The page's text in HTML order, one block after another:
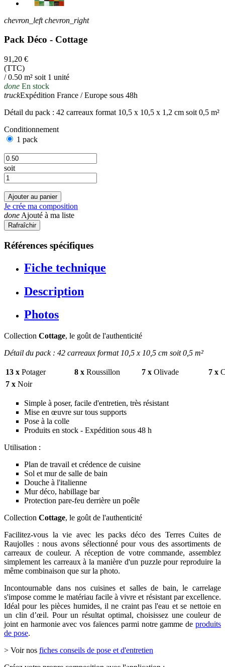
chevron_left chevron_right
Pack Déco - Cottage
91,20 €
(TTC)
/ 0.50 m² soit 1 unité
done En stock
truckExpédition France / Europe sous 48h
Détail du pack : 42 carreaux format 10,5 x 10,5 x 1,2 cm soit 0,5 m²
Conditionnement
1 pack
soit
Ajouter au panier
Je crée ma composition
done Ajouté à ma liste
Références spécifiques
Fiche technique
Description
Photos
Collection Cottage, le goût de l'authenticité
Détail du pack : 42 carreaux format 10,5 x 10,5 cm soit 0,5 m²
13 x Potager 8 x Roussillon 7 x Olivade 7 x
7 x Noir
Simple à poser, facile d'entretien, très résistant
Mise en œuvre sur tous supports
Pose à la colle
Produits en stock - Expédition sous 48 h
Utilisation :
Plan de travail et crédence de cuisine
Sol et mur de salle de bain
Douche à l'italienne
Mur déco, habillage bar
Protection pare-feu derrière un poêle
Collection Cottage, le goût de l'authenticité
Facilitez-vous la vie avec les packs déco des Terres Cuites de
Raujolles : nous avons sélectionné pour vous des assortiments de
carreaux de couleur. A réception de votre commande, assemblez
simplement les carreaux à la manière d'un puzzle pour reproduire la
même combinaison que sur la photo.
Incontournable dans nos cuisines et salles de bain, le carrelage
s'impose comme le matériau facile à vivre et résistant par excellence.
Idéal pour les pièces humides, il ne craint pas l'eau et se nettoie en
un clin d’œil. Pour un résultat optimal, choisissez une couleur de
joint en harmonie avec vos faïences parmi notre gamme de produits
de pose.
> Voir nos fiches conseils de pose et d'entretien